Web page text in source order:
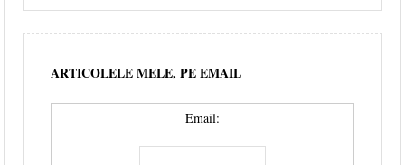
ARTICOLELE MELE, PE EMAIL
Email: